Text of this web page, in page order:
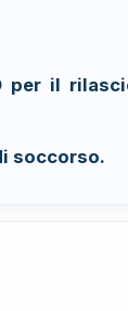
per il
soccorso.